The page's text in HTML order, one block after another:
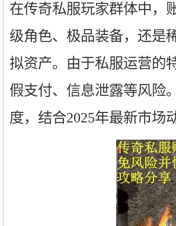
在传奇私服玩家群体中，
级角色、极品装备，还是
拟资产。由于私服运营的
假支付、信息泄露等风险
度，结合2025年最新市场